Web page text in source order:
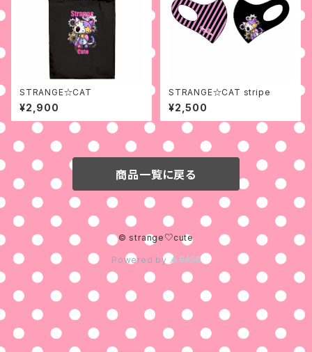
STRANGE☆CAT
¥2,900
STRANGE☆CAT stripe
¥2,500
商品一覧に戻る
© strange♡cute
Powered by